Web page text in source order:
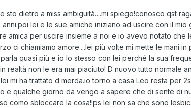
dietro a miss ambiguità....mi spiego!conosco qst
lei e le sue amiche iniziano ad uscire con il mio
amica per uscire insieme a noi e io avevo notato che
ci chiamiamo amore....lei più volte mi mette le mani in
quasi più e io lo stesso con lei perché la sua
non le era mai piaciuto! D nuovo tutto normale
mi ha trattato d merda.io torno a casa Leo resta per
e qualche giorno da vengo a sapere che di sente di
como sbloccare la cosa!!ps lei non sa che sono